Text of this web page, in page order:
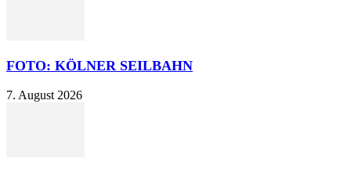
FOTO: KÖLNER SEILBAHN
7. August 2026